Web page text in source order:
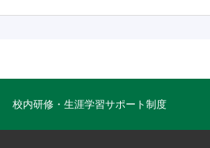
校内研修・生涯学習サポート制度